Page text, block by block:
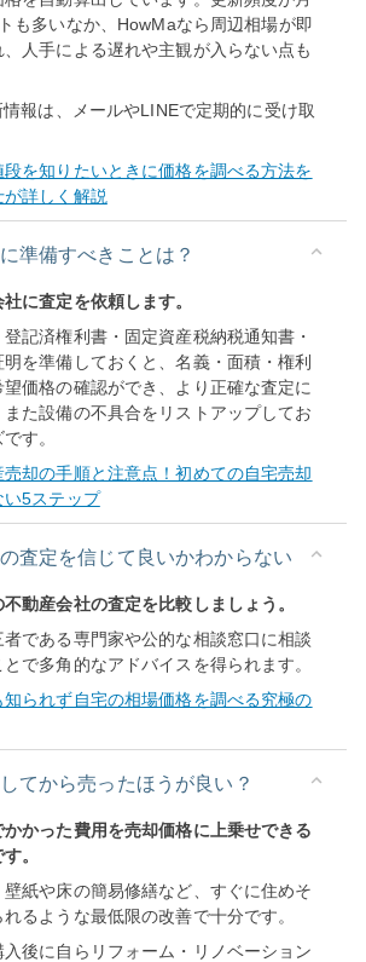
も多いなか、HowMaなら周辺相場が即
人手による遅れや主観が入らない点も
報は、メールやLINEで定期的に受け取
段を知りたいときに価格を調べる方法を
詳しく解説
準備すべきことは？
に査定を依頼します。
記済権利書・固定資産税納税通知書・
を準備しておくと、名義・面積・権利
価格の確認ができ、より正確な査定に
た設備の不具合をリストアップしてお
す。
売却の手順と注意点！初めての自宅売却
い5ステップ
査定を信じて良いかわからない
動産会社の査定を比較しましょう。
である専門家や公的な相談窓口に相談
で多角的なアドバイスを得られます。
知られず自宅の相場価格を調べる究極の
てから売ったほうが良い？
かかった費用を売却価格に上乗せできる
。
紙や床の簡易修繕など、すぐに住めそ
るような最低限の改善で十分です。
後に自らリフォーム・リノベーション